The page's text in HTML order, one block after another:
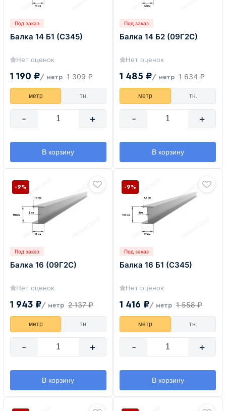
Под заказ
Балка 14 Б1 (С345)
Нет оценок
1 190 ₽/ метр 1 309 ₽
метр тн.
- +
В корзину
Под заказ
Балка 14 Б2 (09Г2С)
Нет оценок
1 485 ₽/ метр 1 634 ₽
метр тн.
- +
В корзину
Под заказ
Балка 16 (09Г2С)
Нет оценок
1 943 ₽/ метр 2 137 ₽
-9%
метр тн.
- +
В корзину
Под заказ
Балка 16 Б1 (С345)
Нет оценок
1 416 ₽/ метр 1 558 ₽
-9%
метр тн.
- +
В корзину